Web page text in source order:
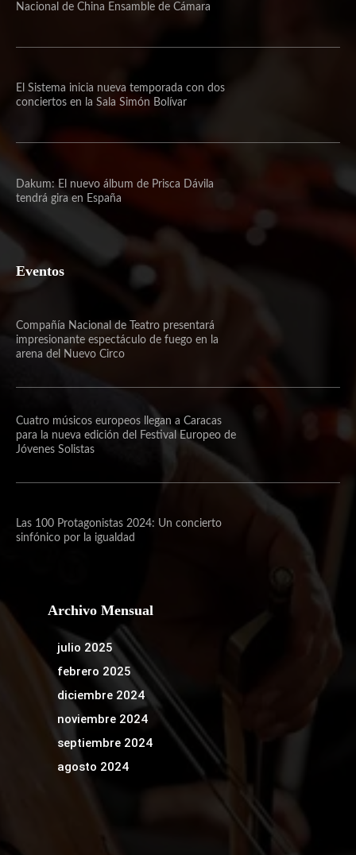
Nacional de China Ensamble de Cámara
El Sistema inicia nueva temporada con dos
conciertos en la Sala Simón Bolívar
Dakum: El nuevo álbum de Prisca Dávila
tendrá gira en España
Eventos
Compañía Nacional de Teatro presentará
impresionante espectáculo de fuego en la
arena del Nuevo Circo
Cuatro músicos europeos llegan a Caracas
para la nueva edición del Festival Europeo de
Jóvenes Solistas
Las 100 Protagonistas 2024: Un concierto
sinfónico por la igualdad
Archivo Mensual
julio 2025
febrero 2025
diciembre 2024
noviembre 2024
septiembre 2024
agosto 2024